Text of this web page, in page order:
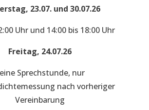
23.07. und 30.07.26
Uhr und 14:00 bis 18:00 Uhr
Freitag, 24.07.26
Sprechstunde, nur
nach vorheriger
Vereinbarung